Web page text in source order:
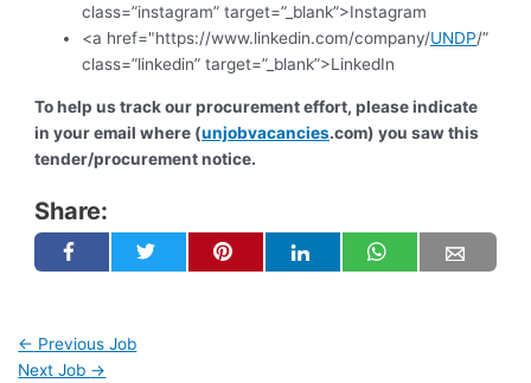
class=”instagram” target=”_blank”>Instagram
<a href="https://www.linkedin.com/company/UNDP/”
class=”linkedin” target=”_blank”>LinkedIn
To help us track our procurement effort, please indicate
in your email where (unjobvacancies.com) you saw this
tender/procurement notice.
Share:
← Previous Job
Next Job →